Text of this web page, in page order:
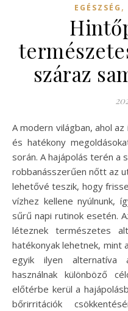
EGÉSZSÉG ,
száraz
A modern világban, ahol az idő pénz, sokan keresnek gyors
és hatékony
során. A hajápolás terén a
robbanásszerűen nőtt az
lehetővé teszik, hogy
vízhez kellene nyúlnunk,
sűrű napi rutinok esetén.
léteznek természetes
hatékonyak lehetnek, mint
egyik ilyen alternatíva
használnak különböző
előtérbe kerül a
bőrirritációk